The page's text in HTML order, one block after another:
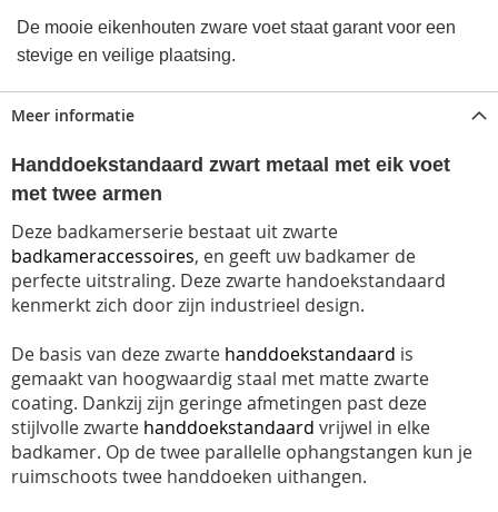
De mooie eikenhouten zware voet staat garant voor een
stevige en veilige plaatsing.
Meer informatie
Handdoekstandaard zwart metaal met eik voet
met twee armen
Deze badkamerserie bestaat uit zwarte
badkameraccessoires, en geeft uw badkamer de
perfecte uitstraling. Deze zwarte handoekstandaard
kenmerkt zich door zijn industrieel design.
De basis van deze zwarte handdoekstandaard is
gemaakt van hoogwaardig staal met matte zwarte
coating. Dankzij zijn geringe afmetingen past deze
stijlvolle zwarte handdoekstandaard vrijwel in elke
badkamer. Op de twee parallelle ophangstangen kun je
ruimschoots twee handdoeken uithangen.